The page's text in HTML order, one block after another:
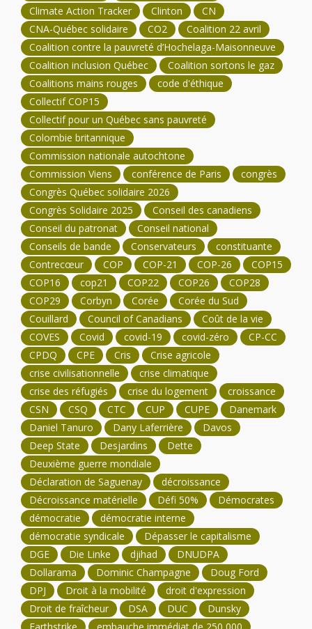
Climate Action Tracker
Clinton
CN
CNA-Québec solidaire
CO2
Coalition 22 avril
Coalition contre la pauvreté d’Hochelaga-Maisonneuve
Coalition inclusion Québec
Coalition sortons le gaz
Coalitions mains rouges
code d'éthique
Collectif COP15
Collectif pour un Québec sans pauvreté
Colombie britannique
Commission nationale autochtone
Commission Viens
conférence de Paris
congrès
Congrès Québec solidaire 2026
Congrès Solidaire 2025
Conseil des canadiens
Conseil du patronat
Conseil national
Conseils de bande
Conservateurs
constituante
Contrecœur
COP COP-21 COP-26
COP15
COP16
cop21 COP22 COP26
COP28
COP29
Corbyn Corée
Corée du Sud
Couillard
Council of Canadians
Coût de la vie
COVES
Covid covid-19 covid-zéro
CP-CC
CPDQ
CPE Cris
Crise agricole
crise civilisationnelle
crise climatique
crise des réfugiés
crise du logement
croissance
CSN
CSQ CTC CUP CUPE
Danemark
Daniel Tanuro
Dany Laferrière
Davos
Deep State
Desjardins
Dette
Deuxième guerre mondiale
Déclaration de Saguenay
décroissance
Décroissance matérielle
Défi 50%
Démocrates
démocratie
démocratie interne
démocratie syndicale
Dépasser le capitalisme
DGE
Die Linke djihad
DNUDPA
Dollarama
Dominic Champagne
Doug Ford
DPJ
Droit à la mobilité
droit d'expression
Droit de fraîcheur
DSA DUC
Dunsky